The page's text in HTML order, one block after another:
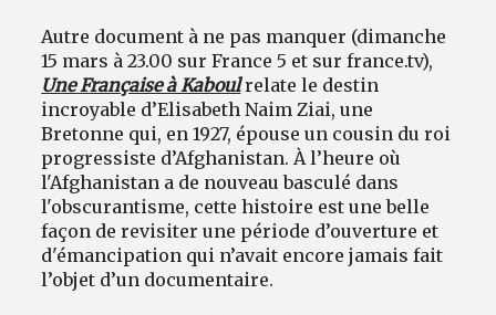
Autre document à ne pas manquer (dimanche
15 mars à 23.00 sur France 5 et sur france.tv),
Une Française à Kaboulrelate le destin
incroyable d’Elisabeth Naim Ziai, une
Bretonne qui, en 1927, épouse un cousin du roi
progressiste d’Afghanistan. À l’heure où
l'Afghanistan a de nouveau basculé dans
l'obscurantisme, cette histoire est une belle
façon de revisiter une période d’ouverture et
d'émancipation qui n’avait encore jamais fait
l’objet d’un documentaire.